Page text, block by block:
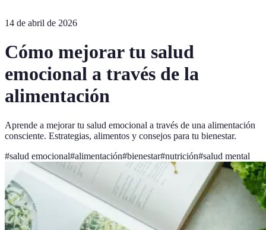
14 de abril de 2026
Cómo mejorar tu salud
emocional a través de la
alimentación
Aprende a mejorar tu salud emocional a través de una alimentación
consciente. Estrategias, alimentos y consejos para tu bienestar.
#salud emocional#alimentación#bienestar#nutrición#salud mental